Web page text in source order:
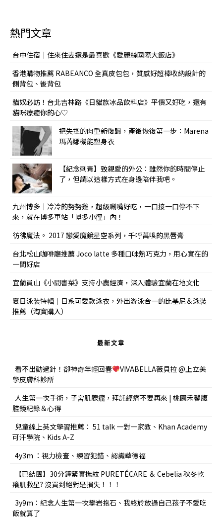
熱門文章
台中住宿｜住來住去還是最喜歡《愛麗絲國際大飯店》
香港購物推薦 RABEANCO 全真皮包包，質感好超棒收納設計的
側背包、後背包
貓奴必訪！台北吉林路《日貓族冰品飲料店》平價又好吃，還有
貓咪療癒你的心♡
把失控的肉重新復歸，產後恢復第一步：Marena
瑪芮娜機能塑身衣
【紀念刺青】致親愛的外公：雖然你的時間停止
了，但請以這樣方式在身邊陪伴我吧。
九州博多｜冷冷的努努雞，超級唰嘴好吃，一口接一口停不下
來，就在博多車站「博多小徑」內！
彷彿魔法。 2017 戀愛魔鏡星空系列，千呼萬喚的黑唇膏
台北松山咖啡廳推薦 Joco latte 多種口味熱巧克力，用心實在的
一間好店
宜蘭員山《小間書菜》支持小農經濟，深入體驗宜蘭在地文化
夏日泳裝特輯｜日系可愛款泳衣，外出游泳合一的比基尼＆泳裝
推薦（淘寶購入）
最新文章
看不出動過針！卻神奇年輕回春
VIVABELLA薇貝拉 @上立美
學皮膚科診所
人生第一次手術，子宮肌腺瘤，拜託經痛不要再來 | 桃園禾馨腹
腔鏡紀錄＆心得
兒童線上英文學習推薦： 51 talk 一對一家教、Khan Academy
可汗學院、Kids A-Z
4y3m ：視力檢查、練習犯錯、認識華德福
【已結團】30分鐘緊實撫紋 PURETÉCARE ＆ Cebelia 秋冬乾
癢肌救星? 沒買到絕對是損失！！！
3y9m：紀念人生第一次攀岩抱石、我終於放過自己孩子不愛吃
飯就算了